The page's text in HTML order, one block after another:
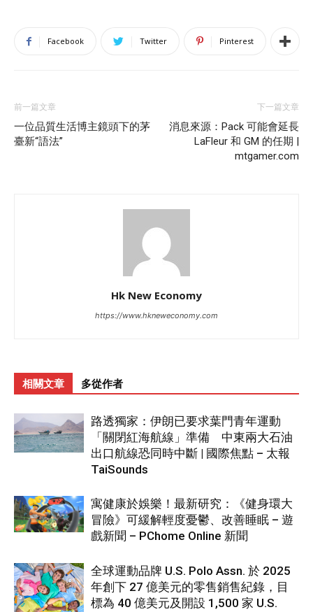
Facebook Twitter Pinterest
前一篇文章
一位品質生活博主鏡頭下的茅
臺新“語法”
下一篇文章
消息來源：Pack 可能會延長
LaFleur 和 GM 的任期 |
mtgamer.com
Hk New Economy
https://www.hkneweconomy.com
相關文章 多從作者
路透獨家：伊朗已要求葉門青年運動
「關閉紅海航線」準備 中東兩大石油
出口航線恐同時中斷 | 國際焦點 – 太報
TaiSounds
寓健康於娛樂！最新研究：《健身環大
冒險》可緩解輕度憂鬱、改善睡眠 – 遊
戲新聞 – PChome Online 新聞
全球運動品牌 U.S. Polo Assn. 於 2025
年創下 27 億美元的零售銷售紀錄，目
標為 40 億美元及開設 1,500 家 U.S.